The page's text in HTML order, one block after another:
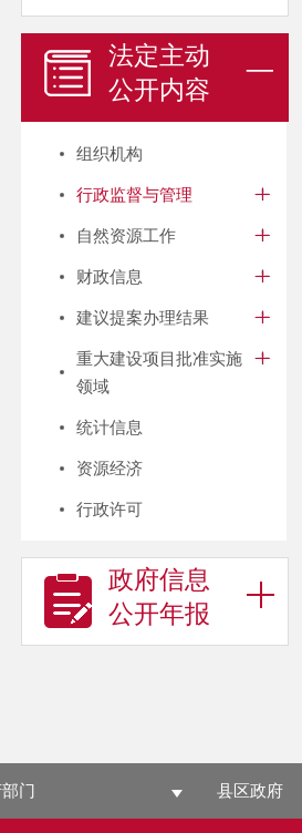
法定主动
公开内容
组织机构
行政监督与管理
自然资源工作
财政信息
建议提案办理结果
重大建设项目批准实施
领域
统计信息
资源经济
行政许可
政府信息
公开年报
门 县区政府